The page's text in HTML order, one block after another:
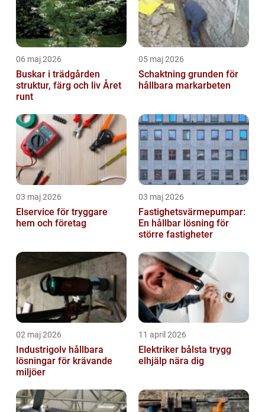
06 maj 2026
Buskar i trädgården
struktur, färg och liv Året
runt
05 maj 2026
Schaktning grunden för
hållbara markarbeten
03 maj 2026
Elservice för tryggare
hem och företag
03 maj 2026
Fastighetsvärmepumpar:
En hållbar lösning för
större fastigheter
02 maj 2026
Industrigolv hållbara
lösningar för krävande
miljöer
11 april 2026
Elektriker bålsta trygg
elhjälp nära dig